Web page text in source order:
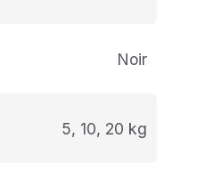
Noir
5, 10, 20 kg